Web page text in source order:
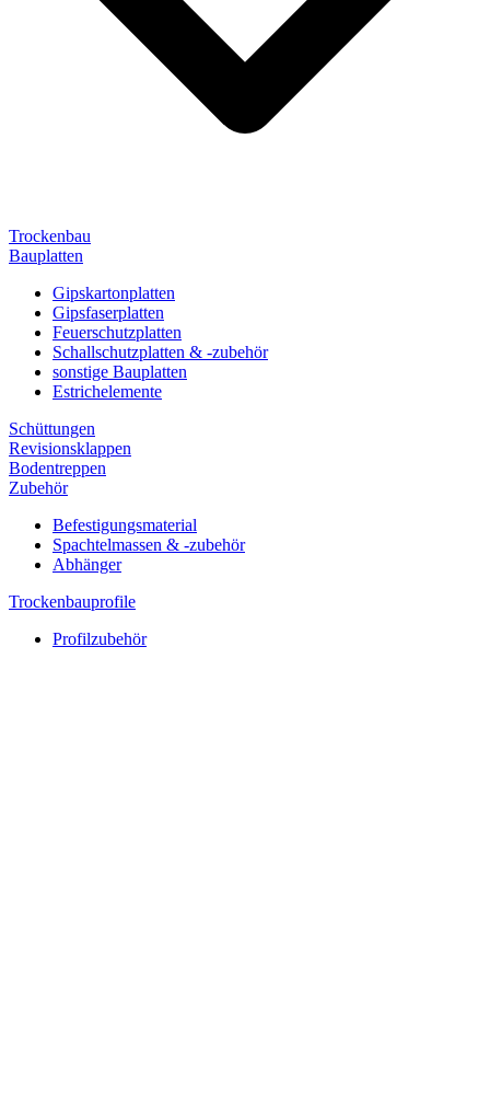
Trockenbau
Bauplatten
Gipskartonplatten
Gipsfaserplatten
Feuerschutzplatten
Schallschutzplatten & -zubehör
sonstige Bauplatten
Estrichelemente
Schüttungen
Revisionsklappen
Bodentreppen
Zubehör
Befestigungsmaterial
Spachtelmassen & -zubehör
Abhänger
Trockenbauprofile
Profilzubehör